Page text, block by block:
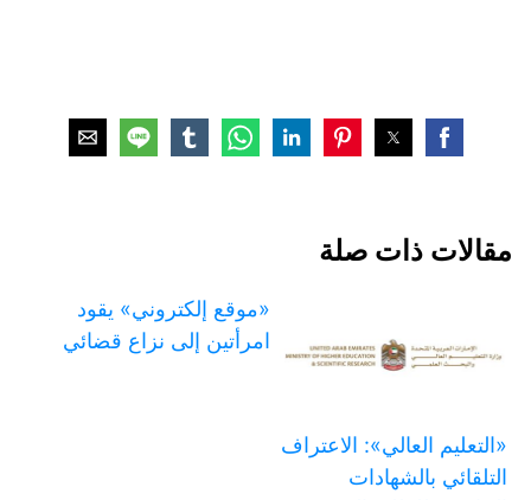
مقالات ذات صلة
«التعليم العالي»: الاعتراف
التلقائي بالشهادات
«موقع إلكتروني» يقود
امرأتين إلى نزاع قضائي